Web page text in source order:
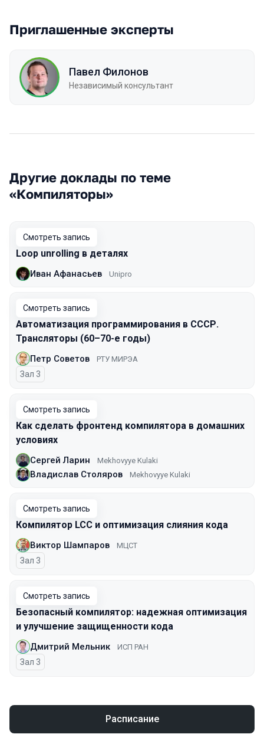
Приглашенные эксперты
Павел Филонов
Независимый консультант
Другие доклады по теме
«Компиляторы»
Смотреть запись
Loop unrolling в деталях
Иван Афанасьев Unipro
Смотреть запись
Автоматизация программирования в СССР.
Трансляторы (60–70-е годы)
Петр Советов РТУ МИРЭА
Зал 3
Смотреть запись
Как сделать фронтенд компилятора в домашних
условиях
Сергей Ларин Mekhovyye Kulaki
Владислав Столяров Mekhovyye Kulaki
Смотреть запись
Компилятор LCC и оптимизация слияния кода
Виктор Шампаров МЦСТ
Зал 3
Смотреть запись
Безопасный компилятор: надежная оптимизация
и улучшение защищенности кода
Дмитрий Мельник ИСП РАН
Зал 3
Расписание